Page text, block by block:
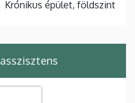
Krónikus épület, földszint
asszisztens